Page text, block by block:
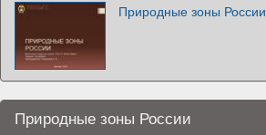
Природные зоны России
Природные зоны России